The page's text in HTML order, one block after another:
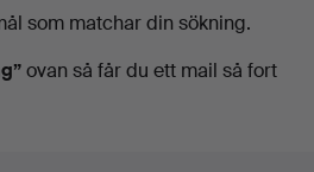
som matchar din sökning.
ovan så får du ett mail så fort